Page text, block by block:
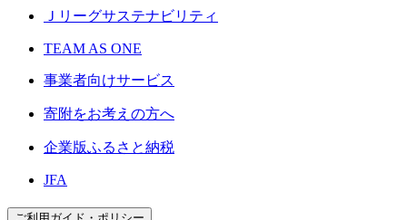
Ｊリーグサステナビリティ
TEAM AS ONE
事業者向けサービス
寄附をお考えの方へ
企業版ふるさと納税
JFA